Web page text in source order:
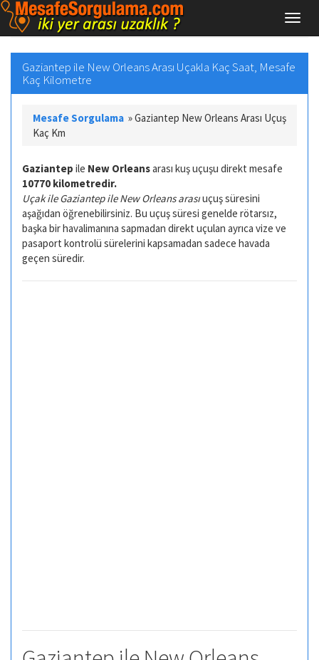
Gaziantep ile New Orleans Arası Uçakla Kaç Saat, Mesafe
Kaç Kilometre
Mesafe Sorgulama »Gaziantep New Orleans Arası Uçuş
Kaç Km
Gaziantep ile New Orleansarası kuş uçuşu direkt mesafe
10770 kilometredir.
Uçak ile Gaziantep ile New Orleans arasıuçuş süresini
aşağıdan öğrenebilirsiniz. Bu uçuş süresi genelde rötarsız,
başka bir havalimanına sapmadan direkt uçulan ayrıca vize ve
pasaport kontrolü sürelerini kapsamadan sadece havada
geçen süredir.